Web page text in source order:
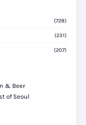
(728)
(231)
(207)
& Beer
of Seoul